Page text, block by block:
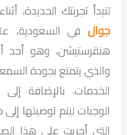
لتبدأ تجربتك الجديدة،
جوالفي السعودية،
هنقرستيشن، وهو أحد
والذي يتمتع بجودة
الخدمات. بالإضافة
الوجبات ليتم توصيلها
التي أجريت على هذا